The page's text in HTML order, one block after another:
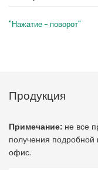
"Нажатие - поворот"
Продукция
Примечание: не все
получения
офис.